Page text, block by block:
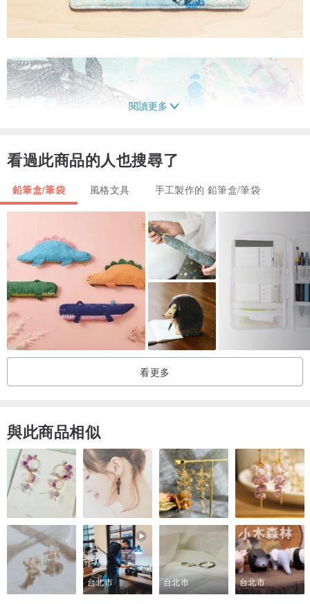
▲乘著海浪，在彩色般的世界裡翱翔，穿著跳躍的鯨魚來趟藍色的旅
行吧！
Design by Eli
閱讀更多
看過此商品的人也搜尋了
鉛筆盒/筆袋 風格文具 手工製作的 鉛筆盒/筆袋
看更多
與此商品相似
台北市 台北市 台北市